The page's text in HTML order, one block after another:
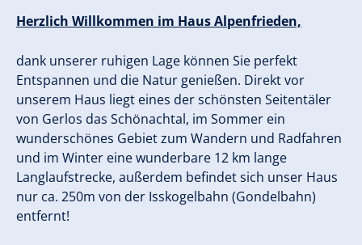
Herzlich Willkommen im Haus Alpenfrieden,
dank unserer ruhigen Lage können Sie perfekt
Entspannen und die Natur genießen. Direkt vor
unserem Haus liegt eines der schönsten Seitentäler
von Gerlos das Schönachtal, im Sommer ein
wunderschönes Gebiet zum Wandern und Radfahren
und im Winter eine wunderbare 12 km lange
Langlaufstrecke, außerdem befindet sich unser Haus
nur ca. 250m von der Isskogelbahn (Gondelbahn)
entfernt!